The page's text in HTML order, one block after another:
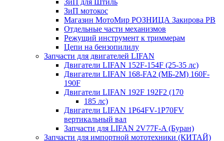
ЗиП для Штиль
ЗиП мотокос
Магазин МотоМир РОЗНИЦА Закирова РВ
Отдельные части механизмов
Режущий инструмент к триммерам
Цепи на бензопилилу
Запчасти для двигателей LIFAN
Двигатели LIFAN 152F-154F (25-35 лс)
Двигатели LIFAN 168-FA2 (МБ-2М) 160F-
190F
Двигатели LIFAN 192F 192F2 (170
185 лс)
Двигатели LIFAN 1Р64FV-1Р70FV
вертикальный вал
Запчасти для LIFAN 2V77F-A (Буран)
Запчасти для импортной мототехники (КИТАЙ)